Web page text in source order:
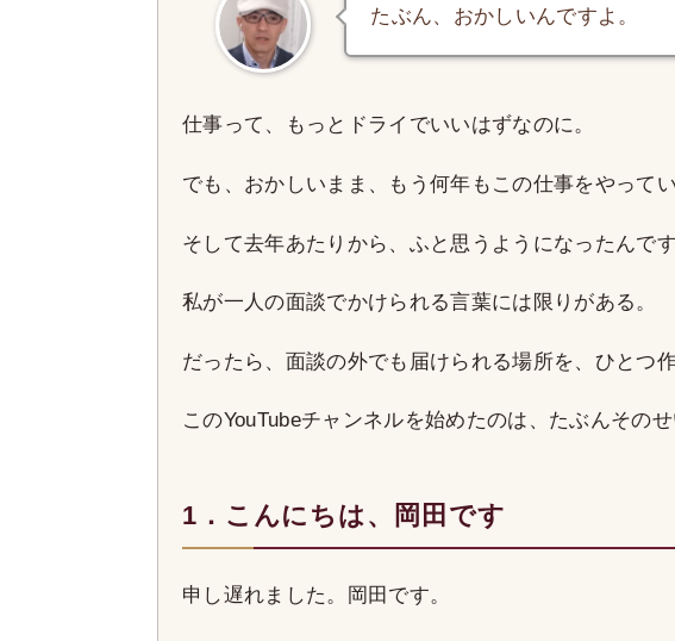
たぶん、おかしいんですよ。
仕事って、もっとドライでいいはずなのに。
でも、おかしいまま、もう何年もこの仕事をやってい
そして去年あたりから、ふと思うようになったんです
私が一人の面談でかけられる言葉には限りがある。
だったら、面談の外でも届けられる場所を、ひとつ
このYouTubeチャンネルを始めたのは、たぶんそのせ
1．こんにちは、岡田です
申し遅れました。岡田です。